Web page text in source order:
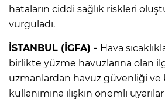
hataların ciddi sağlık riskleri
vurguladı.
İSTANBUL (İGFA) - Hava
birlikte yüzme havuzlarına olan
uzmanlardan havuz güvenliği ve
kullanımına ilişkin önemli